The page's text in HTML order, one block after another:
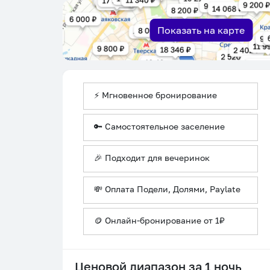
Показать на карте
⚡ Мгновенное бронирование
🔑 Самостоятельное заселение
🎉 Подходит для вечеринок
💸 Оплата Подели, Долями, Paylate
🪙 Онлайн-бронирование от 1₽
Ценовой диапазон за 1 ночь